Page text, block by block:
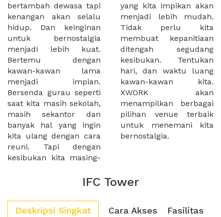
bertambah dewasa tapi
kenangan akan selalu
hidup. Dan keinginan
untuk bernostalgia
menjadi lebih kuat.
Bertemu dengan
kawan-kawan lama
menjadi impian.
Bersenda gurau seperti
saat kita masih sekolah,
masih sekantor dan
banyak hal yang ingin
kita ulang dengan cara
reuni. Tapi dengan
kesibukan kita masing-
yang kita impikan akan
menjadi lebih mudah.
Tidak perlu kita
membuat kepanitiaan
ditengah segudang
kesibukan. Tentukan
hari, dan waktu luang
kawan-kawan kita.
XWORK akan
menampilkan berbagai
pilihan venue terbaik
untuk menemani kita
bernostalgia.
IFC Tower
Deskripsi Singkat Cara Akses Fasilitas